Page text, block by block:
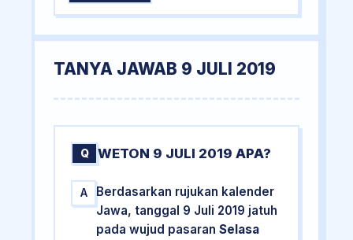
TANYA JAWAB 9 JULI 2019
Q WETON 9 JULI 2019 APA?
A
Berdasarkan rujukan kalender
Jawa, tanggal 9 Juli 2019 jatuh
pada wujud pasaranSelasa